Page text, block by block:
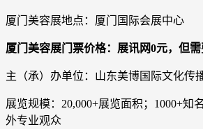
厦门美容展地点：厦门国际会展中心
厦门美容展门票价格：展讯网0元，但
主（承）办单位：山东美博国际文化传
展览规模：20,000+展览面积；1000+知
外专业观众